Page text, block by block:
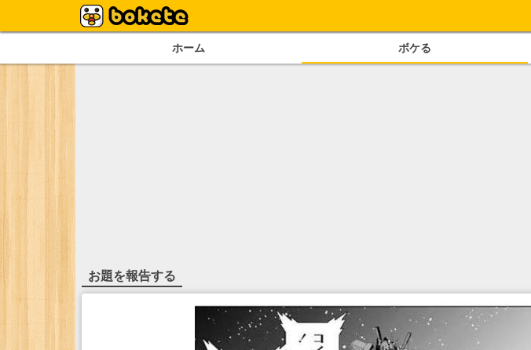
ホーム ボケる
お題を報告する